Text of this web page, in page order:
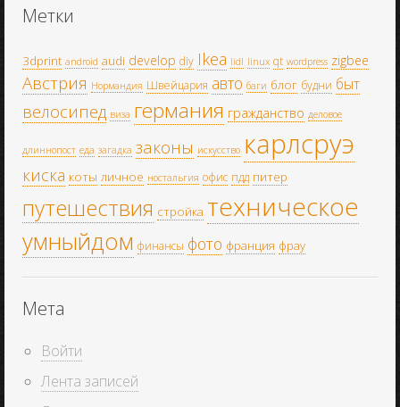
Метки
3dprint android audi develop diy Ikea lidl linux qt wordpress zigbee
Австрия Нормандия Швейцария авто баги блог будни быт
велосипед виза германия гражданство деловое
длиннопост еда загадка законы искусство карлсруэ
киска коты личное ностальгия офис пдд питер
путешествия стройка техническое
умныйдом финансы фото франция фрау
Мета
Войти
Лента записей